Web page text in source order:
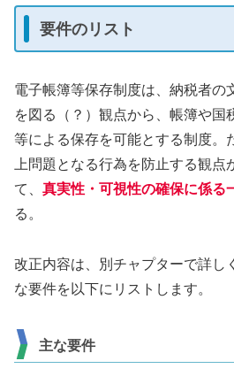
要件のリスト
電子帳簿等保存制度は、納税者の
を図る（？）観点から、帳簿や国
等による保存を可能とする制度。
上問題となる⾏為を防止する観点
て、 真実性・可視性の確保に係る
る。
改正内容は、別チャプターで詳し
な要件を以下にリストします。
主な要件